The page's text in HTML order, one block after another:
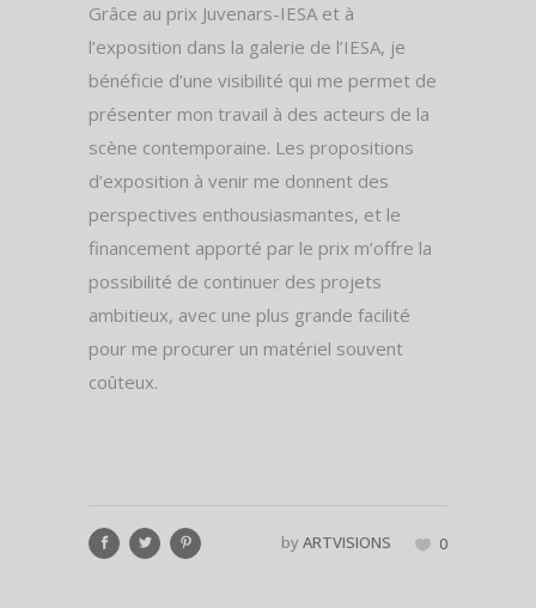
Grâce au prix Juvenars-IESA et à
l’exposition dans la galerie de l’IESA, je
bénéficie d’une visibilité qui me permet de
présenter mon travail à des acteurs de la
scène contemporaine. Les propositions
d’exposition à venir me donnent des
perspectives enthousiasmantes, et le
financement apporté par le prix m’offre la
possibilité de continuer des projets
ambitieux, avec une plus grande facilité
pour me procurer un matériel souvent
coûteux.
byARTVISIONS 0